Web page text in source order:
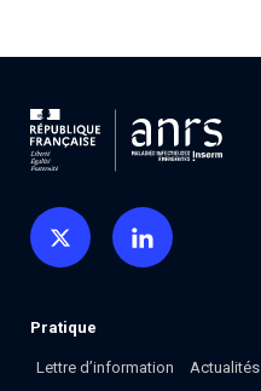
Pratique
Lettre d’information Actualités